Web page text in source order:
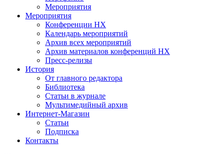
Мероприятия
Мероприятия
Конференции НХ
Календарь мероприятий
Архив всех мероприятий
Архив материалов конференций НХ
Пресс-релизы
История
От главного редактора
Библиотека
Статьи в журнале
Мультимедийный архив
Интернет-Магазин
Статьи
Подписка
Контакты